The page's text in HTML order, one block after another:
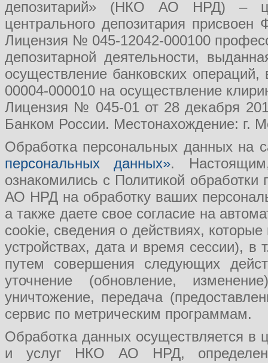
депозитарий» (НКО АО НРД) –
центрального депозитария
Лицензия № 045-12042-000100
депозитарной деятельности,
осуществление банковских
00004-000010 на осуществление
Лицензия № 045-01 от 28 декабря
Банком России. Местонахождение: г.
Обработка персональных данных на
персональных данных».
ознакомились с Политикой
АО НРД на обработку ваших
а также даете свое согласие на
cookie, сведения о действиях,
устройствах, дата и время сессии), в
путем совершения следующих
уточнение (обновление,
уничтожение, передача
сервис по метрическим программам.
Обработка данных осуществляется в
и услуг НКО АО НРД, определения